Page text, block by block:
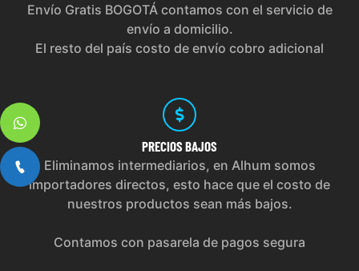
Envío Gratis BOGOTÁ contamos con el servicio de
envío a domicilio.
El resto del país costo de envío cobro adicional
PRECIOS BAJOS
Eliminamos intermediarios, en Alhum somos
importadores directos, esto hace que el costo de
nuestros productos sean más bajos.
Contamos con pasarela de pagos segura